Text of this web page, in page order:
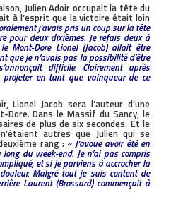
Julien Adoir occupait la tête du
à l’esprit que la victoire était loin
j’avais pris un coup sur la tête
pour deux dixièmes. Je refais deux à
Mont-Dore Lionel (Jacob) allait être
que je n’avais pas la possibilité d’être
difficile. Clairement après
en tant que vainqueur de ce
Lionel Jacob sera l’auteur d’une
Dore. Dans le Massif du Sancy, le
de plus de six secondes. Et le
autres que Julien qui se
rang : « J’avoue avoir été en
du week-end. Je n’ai pas compris
et si je parviens à accrocher la
Malgré tout je suis content de
Laurent (Brossard) commençait à